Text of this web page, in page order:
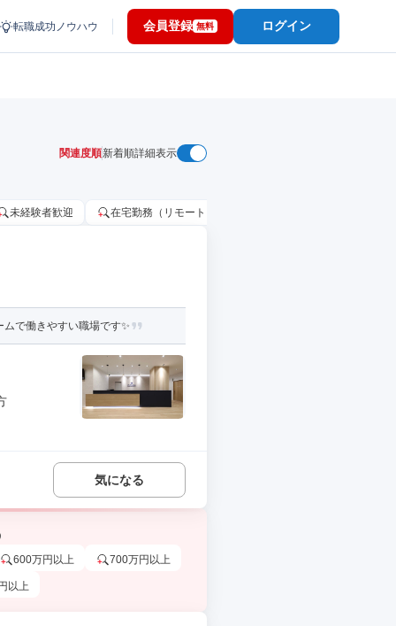
転職成功ノウハウ 会員登録 無料 ログイン
関連度順新着順詳細表示
未経験者歓迎 在宅勤務（リモートワーク）OK
で働きやすい職場です✨
気になる
600万円以上 700万円以上
以上